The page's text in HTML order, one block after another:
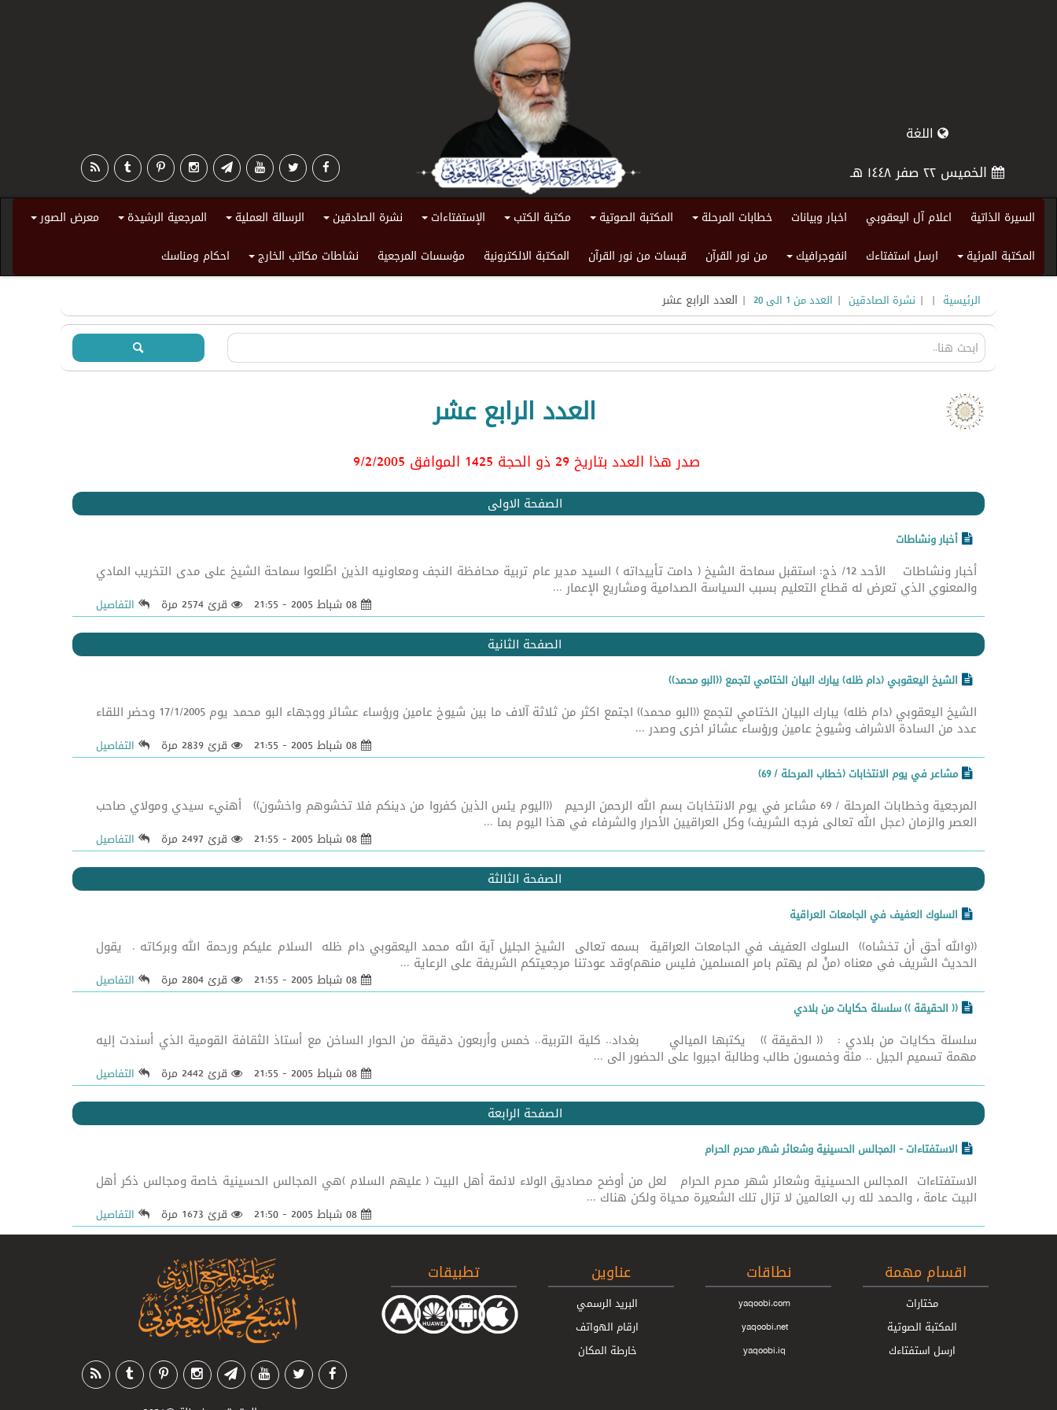
اللغة
الخميس ٢٢ صفر ١٤٤٨ هـ
السيرة الذاتية اعلام آل اليعقوبي اخبار وبيانات خطابات المرحلة المكتبة الصوتية مكتبة الكتب الإستفتاءات نشرة الصادقين الرسالة العملية المرجعية الرشيدة معرض الصور
المكتبة المرئية ارسل استفتاءك انفوجرافيك من نور القرآن قبسات من نور القرآن المكتبة الالكترونية مؤسسات المرجعية نشاطات مكاتب الخارج احكام ومناسك
الرئيسية |
| نشرة الصادقين | العدد من 1 الى 20 | العدد الرابع عشر
العدد الرابع عشر
صدر هذا العدد بتاريخ 29 ذو الحجة 1425 الموافق 9/2/2005
الصفحة الاولى
أخبار ونشاطات
أخبار ونشاطات الأحد 12/ ذج: استقبل سماحة الشيخ ( دامت تأييداته ) السيد مدير عام تربية محافظة النجف ومعاونيه الذين اطّلعوا سماحة الشيخ على مدى التخريب المادي
والمعنوي الذي تعرض له قطاع التعليم بسبب السياسة الصدامية ومشاريع الإعمار ...
قرئ 2574 مرة التفاصيل
الصفحة الثانية
الشيخ اليعقوبي (دام ظله) يبارك البيان الختامي لتجمع ((البو محمد))
الشيخ اليعقوبي (دام ظله) يبارك البيان الختامي لتجمع ((البو محمد)) اجتمع اكثر من ثلاثة آلاف ما بين شيوخ عامين ورؤساء عشائر ووجهاء البو محمد يوم 17/1/2005 وحضر اللقاء
عدد من السادة الاشراف وشيوخ عامين ورؤساء عشائر اخرى وصدر ...
قرئ 2839 مرة
التفاصيل
مشاعر في يوم الانتخابات (خطاب المرحلة / 69)
المرجعية وخطابات المرحلة / 69 مشاعر في يوم الانتخابات بسم الله الرحمن الرحيم ((اليوم يئس الذين كفروا من دينكم فلا تخشوهم واخشون)) أهنيء سيدي ومولاي صاحب
العصر والزمان (عجل الله تعالى فرجه الشريف) وكل العراقيين الأحرار والشرفاء في هذا اليوم بما ...
قرئ 2497 مرة التفاصيل
الصفحة الثالثة
السلوك العفيف في الجامعات العراقية
((والله أحق أن تخشاه)) السلوك العفيف في الجامعات العراقية بسمه تعالى الشيخ الجليل آية الله محمد اليعقوبي دام ظله السلام عليكم ورحمة الله وبركاته . يقول
الحديث الشريف في معناه (منْ لم يهتم بامر المسلمين فليس منهم)وقد عودتنا مرجعيتكم الشريفة على الرعاية ...
قرئ 2804 مرة
التفاصيل
(( الحقيقة )) سلسلة حكايات من بلادي
سلسلة حكايات من بلادي : (( الحقيقة )) يكتبها الميالي بغداد.. كلية التربية.. خمس وأربعون دقيقة من الحوار الساخن مع أستاذ الثقافة القومية الذي أُسندت إليه
مهمة تسميم الجيل .. مئة وخمسون طالب وطالبة اجبروا على الحضور الى ...
قرئ 2442 مرة التفاصيل
الصفحة الرابعة
الاستفتاءات - المجالس الحسينية وشعائر شهر محرم الحرام
الاستفتاءات المجالس الحسينية وشعائر شهر محرم الحرام لعل من أوضح مصاديق الولاء لائمة أهل البيت ( عليهم السلام )هي المجالس الحسينية خاصة ومجالس ذكر أهل
البيت عامة ، والحمد لله رب العالمين لا تزال تلك الشعيرة محياة ولكن هناك ...
قرئ 1673 مرة التفاصيل
اقسام مهمة
مختارات
المكتبة الصوتية
ارسل استفتاءك
نطاقات
yaqoobi.com
yaqoobi.net
yaqoobi.iq
عناوين
البريد الرسمي
ارقام الهواتف
خارطة المكان
تطبيقات